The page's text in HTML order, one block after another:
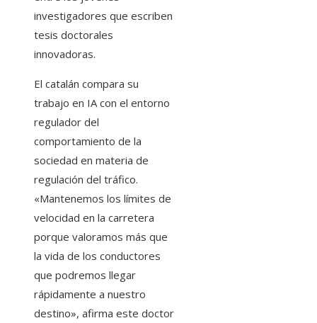
investigadores que escriben
tesis doctorales
innovadoras.
El catalán compara su
trabajo en IA con el entorno
regulador del
comportamiento de la
sociedad en materia de
regulación del tráfico.
«Mantenemos los límites de
velocidad en la carretera
porque valoramos más que
la vida de los conductores
que podremos llegar
rápidamente a nuestro
destino», afirma este doctor